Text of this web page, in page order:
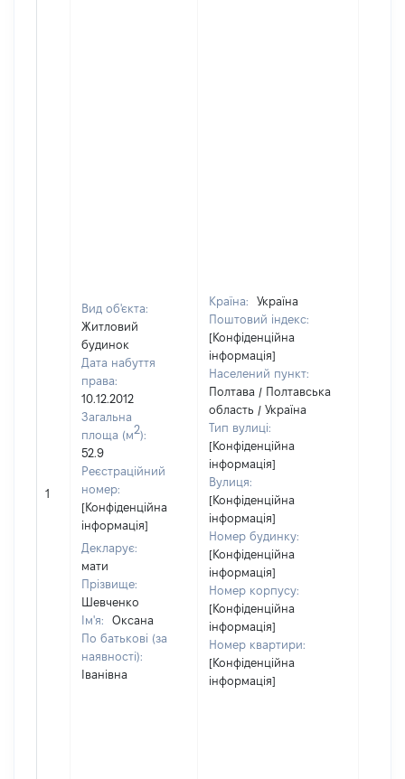
1
Вид об'єкта:
Житловий
будинок
Дата набуття
права:
10.12.2012
Загальна
площа (м2):
52.9
Реєстраційний
номер:
[Конфіденційна
інформація]
Декларує:
мати
Прізвище:
Шевченко
Ім'я:
Оксана
По батькові (за
наявності):
Іванівна
Країна:
Україна
Поштовий індекс:
[Конфіденційна
інформація]
Населений пункт:
Полтава / Полтавська
область / Україна
Тип вулиці:
[Конфіденційна
інформація]
Вулиця:
[Конфіденційна
інформація]
Номер будинку:
[Конфіденційна
інформація]
Номер корпусу:
[Конфіденційна
інформація]
Номер квартири:
[Конфіденційна
інформація]